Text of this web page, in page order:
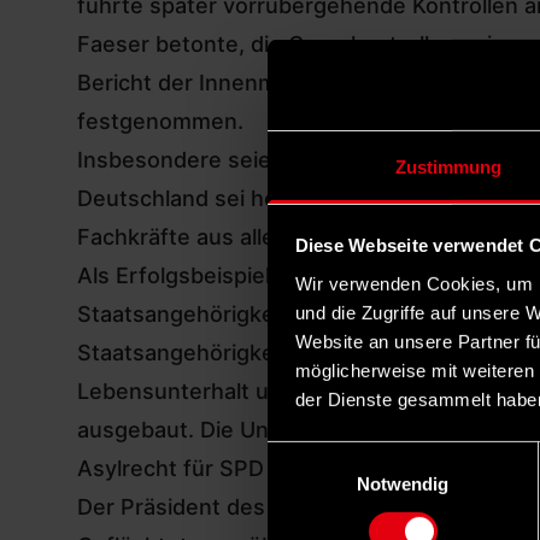
Zustimmung
Diese Webseite verwendet
Wir verwenden Cookies,
und die Zugriffe auf unsere
Website an unsere Partner
möglicherweise mit
der Dienste gesammelt
Notwendig
führte später vorrübergehende Kontrollen
Faeser betonte, die Grenzkontrollen seien
Bericht der Innenministerin wurden seit
festgenommen.
Insbesondere seien unter der
Deutschland sei heute ein Land, das
Fachkräfte aus aller Welt sei, sagte Faeser.
Als Erfolgsbeispiele der Ampel-Koalition
Staatsangehörigkeitsrechtes,das
Staatsangehörigkeitsrecht ermöglicht
Lebensunterhalt und verwehrt sie
ausgebaut. Die Union möchte das
Asylrecht für SPD nicht verhandelbar
Der Präsident des Bundesamts für